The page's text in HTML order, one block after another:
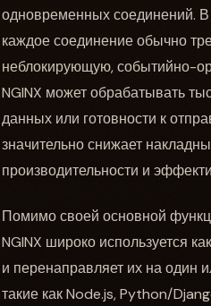
одновременных соединений. В
каждое соединение обычно
неблокирующую, событийно-
NGINX может обрабатывать
данных или готовности к
значительно снижает
производительности и
Помимо своей основной
NGINX широко используется
и перенаправляет их на один
такие как Node.js, Python/